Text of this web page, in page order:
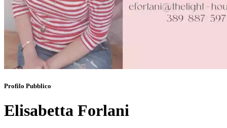
Profilo Pubblico
Elisabetta Forlani